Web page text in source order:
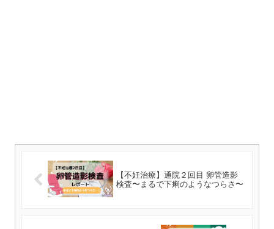
【不妊治療】通院２回目 卵管造影
検査〜まるで下痢のようなつらさ〜